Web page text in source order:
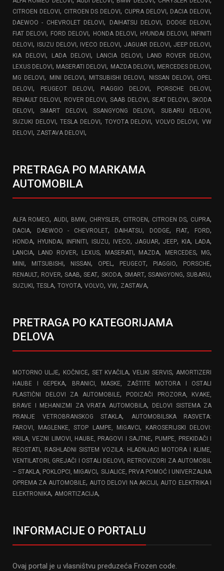
CITROEN DELOVI , CITROEN DS DELOVI , CUPRA DELOVI , DACIA DELOVI ,
DAEWOO - CHEVROLET DELOVI, DAIHATSU DELOVI, DODGE DELOVI,
FIAT DELOVI, FORD DELOVI, HONDA DELOVI , HYUNDAI DELOVI ,
INFINITI
DELOVI , ISUZU DELOVI , IVECO DELOVI , JAGUAR DELOVI ,JEEP DELOVI ,
KIA DELOVI , LADA DELOVI , LANCIA DELOVI , LAND ROVER DELOVI ,
LEXUS DELOVI, MASERATI DELOVI, MAZDA DELOVI , MERCEDES DELOVI,
MG DELOVI, MINI DELOVI , MITSUBISHI DELOVI, NISSAN DELOVI , OPEL
DELOVI , PEUGEOT DELOVI , PIAGGIO DELOVI , PORSCHE DELOVI ,
RENAULT DELOVI , ROVER DELOVI, SAAB DELOVI , SEAT DELOVI, SKODA
DELOVI ,SMART DELOVI ,SSANGYONG DELOVI, SUBARU DELOVI,
SUZUKI DELOVI ,TESLA DELOVI , TOYOTA DELOVI, VOLVO DELOVI, VW
DELOVI , ZASTAVA DELOVI ,
PRETRAGA PO MARKAMA
AUTOMOBILA
ALFA ROMEO, AUDI , BMW, CHRYSLER, CITROEN, CITROEN DS, CUPRA,
DACIA, DAEWOO - CHEVROLET, DAIHATSU, DODGE, FIAT, FORD,
HONDA, HYUNDAI , INFINITI , ISUZU, IVECO, JAGUAR, JEEP, KIA, LADA,
LANCIA, LAND ROVER, LEXUS, MASERATI , MAZDA, MERCEDES, MG,
MINI , MITSUBISHI , NISSAN, OPEL, PEUGEOT, PIAGGIO, PORSCHE,
RENAULT, ROVER,SAAB,SEAT, SKODA, SMART, SSANGYONG,SUBARU,
SUZUKI , TESLA, TOYOTA, VOLVO, VW, ZASTAVA,
PRETRAGA PO KATEGORIJAMA
DELOVA
MOTORNO ULJE, KOČNICE, SET KVAČILA,VELIKI SERVIS,AMORTIZERI
HAUBE I GEPEKA,
BRANICI, MASKE, ZAŠTITE MOTORA I OSTALI
PLASTIČNI DELOVI ZA AUTOMOBILE,
PODIZAČI PROZORA, KVAKE,
BRAVE I MEHANIZMI ZA VRATA AUTOMOBILA,
DELOVI SISTEMA ZA
PRANJE VETROBRANSKOG STAKLA,
AUTOMOBILSKA RASVETA:
FAROVI, MAGLENKE, STOP LAMPE, MIGAVCI ,
KAROSERIJSKI DELOVI:
KRILA, VEZNI LIMOVI, HAUBE, PRAGOVI I SAJTNE, PUMPE, PREKIDAČI I
REOSTATI ,
RASHLADNI SISTEM VOZILA: HLADNJACI MOTORA I KLIME,
VENTILATORI, GREJAČI I OSTALI DELOVI, RETROVIZORI ZA AUTOMOBIL
– STAKLA, POKLOPCI, MIGAVCI, SIJALICE, PRVA POMOĆ I UNIVERZALNA
OPREMA ZA AUTOMOBILE,AUTO DELOVI NA AKCIJI,AUTO ELEKTRIKA I
ELEKTRONIKA, AMORTIZACIJA,
INFORMACIJE O PORTALU
Ovaj portal je u vlasništvu preduzeća Frozen code.